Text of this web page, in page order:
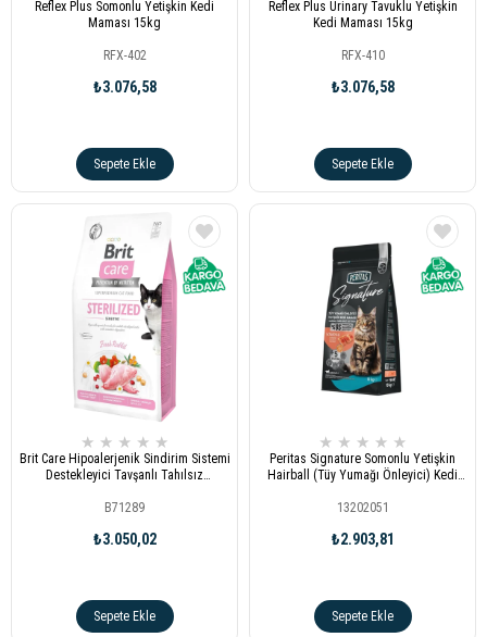
Reflex Plus Somonlu Yetişkin Kedi
Maması 15kg
RFX-402
₺3.076,58
Sepete Ekle
Reflex Plus Urinary Tavuklu Yetişkin
Kedi Maması 15kg
RFX-410
₺3.076,58
Sepete Ekle
★ ★ ★ ★ ★
Brit Care Hipoalerjenik Sindirim Sistemi
Destekleyici Tavşanlı Tahılsız
B71289
₺3.050,02
Sepete Ekle
★ ★ ★ ★ ★
Peritas Signature Somonlu Yetişkin
Hairball (Tüy Yumağı Önleyici) Kedi
13202051
₺2.903,81
Sepete Ekle